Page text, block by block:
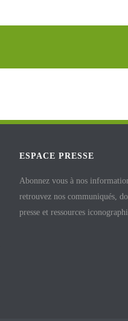
ESPACE PRESSE
Abonnez vous à nos
retrouvez nos communiqués,
presse et ressources